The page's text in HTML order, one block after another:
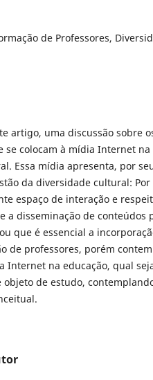
de Professores,
artigo, uma discussão sobre
se colocam à mídia Internet
Essa mídia apresenta, por
da diversidade cultural:
espaço de interação e
a disseminação de conteúdos
que é essencial a
de professores, porém
Internet na educação, qual
objeto de estudo,